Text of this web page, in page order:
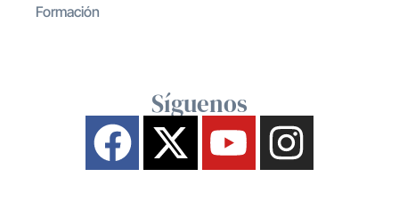
Formación
Síguenos